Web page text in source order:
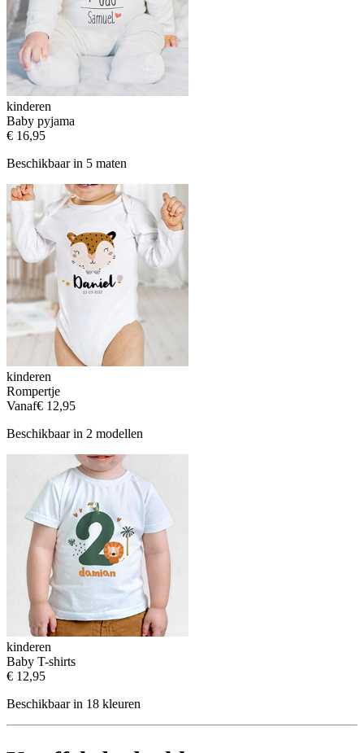
kinderen
Baby pyjama
€ 16,95
Beschikbaar in 5 maten
kinderen
Rompertje
Vanaf€ 12,95
Beschikbaar in 2 modellen
kinderen
Baby T-shirts
€ 12,95
Beschikbaar in 18 kleuren